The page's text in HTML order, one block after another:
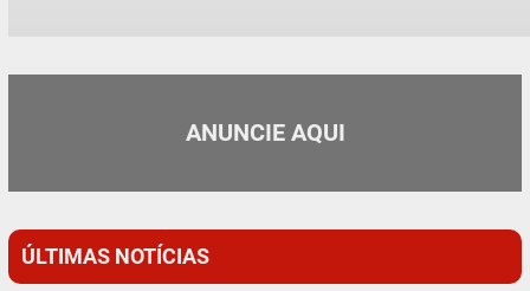
ANUNCIE AQUI
ÚLTIMAS NOTÍCIAS